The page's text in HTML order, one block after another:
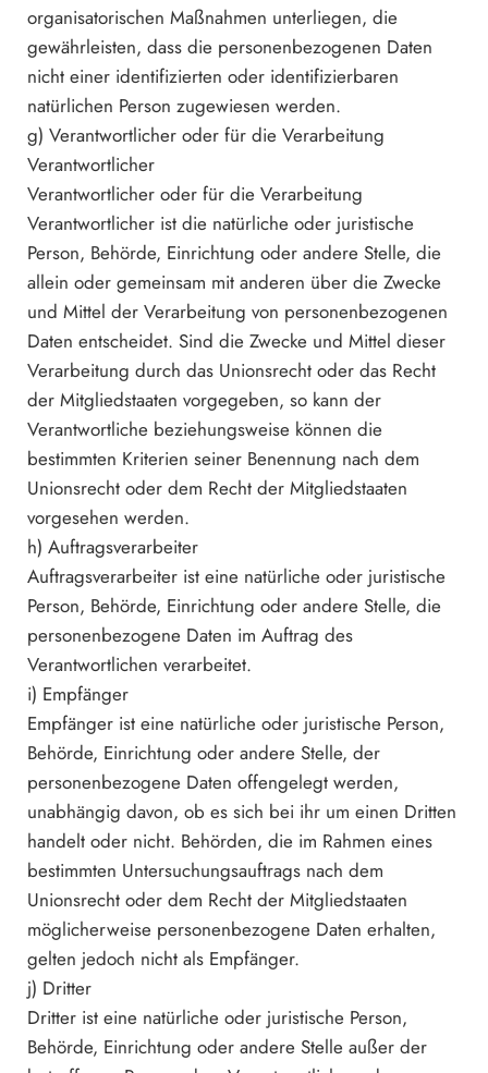
organisatorischen Maßnahmen unterliegen, die
gewährleisten, dass die personenbezogenen Daten
nicht einer identifizierten oder identifizierbaren
natürlichen Person zugewiesen werden.
g) Verantwortlicher oder für die Verarbeitung
Verantwortlicher
Verantwortlicher oder für die Verarbeitung
Verantwortlicher ist die natürliche oder juristische
Person, Behörde, Einrichtung oder andere Stelle, die
allein oder gemeinsam mit anderen über die Zwecke
und Mittel der Verarbeitung von personenbezogenen
Daten entscheidet. Sind die Zwecke und Mittel dieser
Verarbeitung durch das Unionsrecht oder das Recht
der Mitgliedstaaten vorgegeben, so kann der
Verantwortliche beziehungsweise können die
bestimmten Kriterien seiner Benennung nach dem
Unionsrecht oder dem Recht der Mitgliedstaaten
vorgesehen werden.
h) Auftragsverarbeiter
Auftragsverarbeiter ist eine natürliche oder juristische
Person, Behörde, Einrichtung oder andere Stelle, die
personenbezogene Daten im Auftrag des
Verantwortlichen verarbeitet.
i) Empfänger
Empfänger ist eine natürliche oder juristische Person,
Behörde, Einrichtung oder andere Stelle, der
personenbezogene Daten offengelegt werden,
unabhängig davon, ob es sich bei ihr um einen Dritten
handelt oder nicht. Behörden, die im Rahmen eines
bestimmten Untersuchungsauftrags nach dem
Unionsrecht oder dem Recht der Mitgliedstaaten
möglicherweise personenbezogene Daten erhalten,
gelten jedoch nicht als Empfänger.
j) Dritter
Dritter ist eine natürliche oder juristische Person,
Behörde, Einrichtung oder andere Stelle außer der